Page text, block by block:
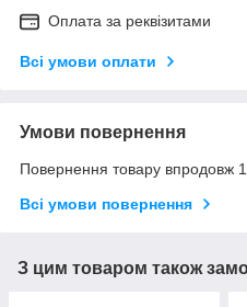
Оплата за реквізитами
Всі умови оплати
Умови повернення
Повернення товару впродовж
Всі умови повернення
З цим товаром також